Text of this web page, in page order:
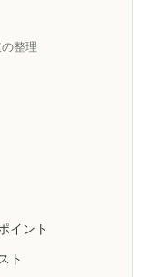
整理
イント
ト